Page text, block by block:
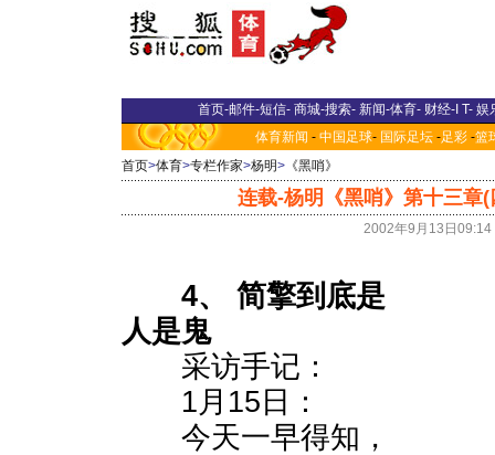
首页-邮件-短信- 商城-搜索- 新闻-体育- 财经-I T- 娱
体育新闻 - 中国足球- 国际足坛 -足彩 -篮
首页>体育>专栏作家>杨明> 《黑哨》
连载-杨明《黑哨》第十三章
2002年9月13日
4、 简擎到底是
人是鬼
采访手记：
1月15日：
今天一早得知，